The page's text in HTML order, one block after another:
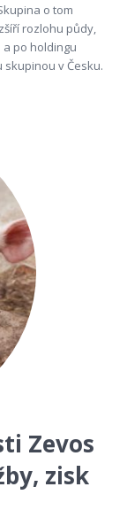
o tom
rozlohu půdy,
po holdingu
v Česku.
Zevos
zisk